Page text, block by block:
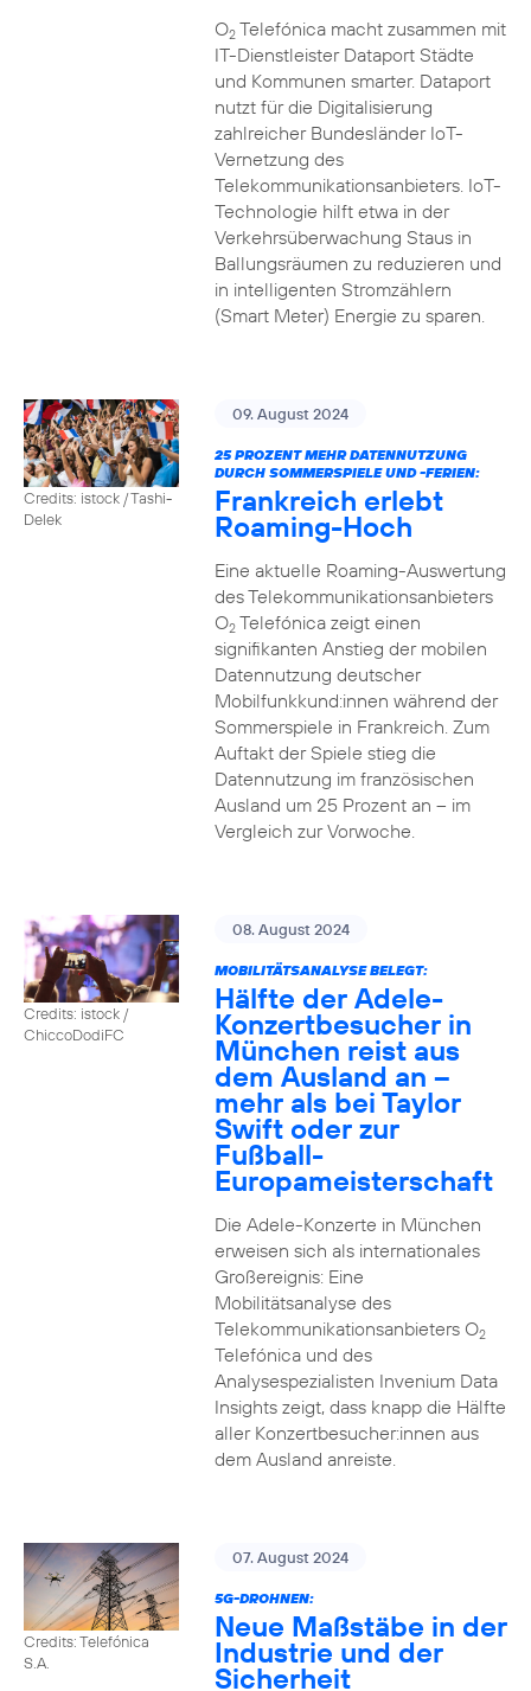
O2Telefónica macht zusammen mit
IT-Dienstleister Dataport Städte
und Kommunen smarter. Dataport
nutzt für die Digitalisierung
zahlreicher Bundesländer IoT-
Vernetzung des
Telekommunikationsanbieters. IoT-
Technologie hilft etwa in der
Verkehrsüberwachung Staus in
Ballungsräumen zu reduzieren und
in intelligenten Stromzählern
(Smart Meter) Energie zu sparen.
Credits: istock / Tashi-
Delek
09. August 2024
25 PROZENT MEHR DATENNUTZUNG
DURCH SOMMERSPIELE UND -FERIEN:
Frankreich erlebt
Roaming-Hoch
Eine aktuelle Roaming-Auswertung
des Telekommunikationsanbieters
O2Telefónica zeigt einen
signifikanten Anstieg der mobilen
Datennutzung deutscher
Mobilfunkkund:innen während der
Sommerspiele in Frankreich. Zum
Auftakt der Spiele stieg die
Datennutzung im französischen
Ausland um 25 Prozent an – im
Vergleich zur Vorwoche.
Credits: istock /
ChiccoDodiFC
08. August 2024
MOBILITÄTSANALYSE BELEGT:
Hälfte der Adele-
Konzertbesucher in
München reist aus
dem Ausland an –
mehr als bei Taylor
Swift oder zur
Fußball-
Europameisterschaft
Die Adele-Konzerte in München
erweisen sich als internationales
Großereignis: Eine
Mobilitätsanalyse des
Telekommunikationsanbieters O2
Telefónica und des
Analysespezialisten Invenium Data
Insights zeigt, dass knapp die Hälfte
aller Konzertbesucher:innen aus
dem Ausland anreiste.
Credits: Telefónica
S.A.
07. August 2024
5G-DROHNEN:
Neue Maßstäbe in der
Industrie und der
Sicherheit